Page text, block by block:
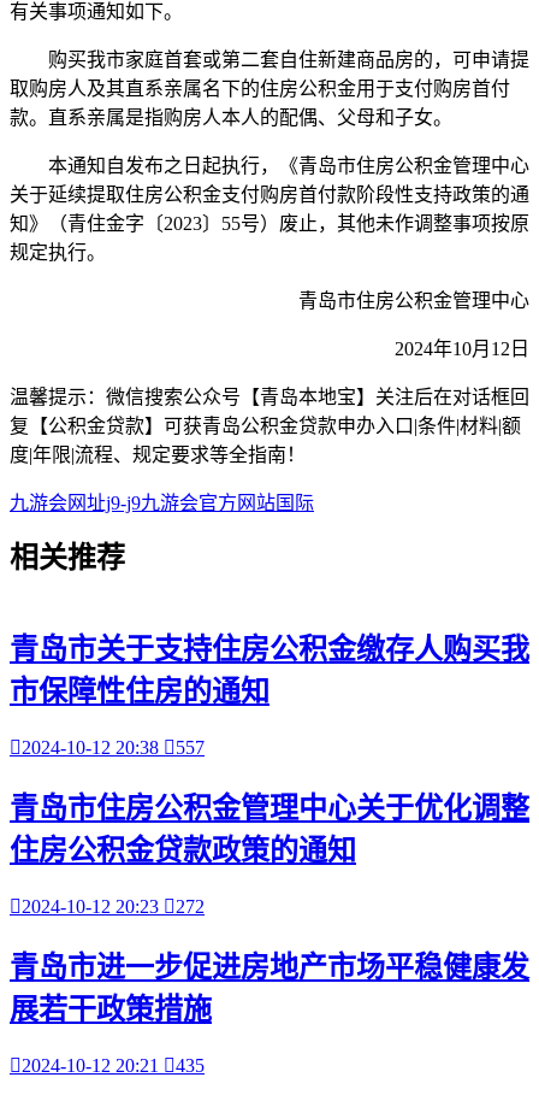
有关事项通知如下。
购买我市家庭首套或第二套自住新建商品房的，可申请提
取购房人及其直系亲属名下的住房公积金用于支付购房首付
款。直系亲属是指购房人本人的配偶、父母和子女。
本通知自发布之日起执行，《青岛市住房公积金管理中心
关于延续提取住房公积金支付购房首付款阶段性支持政策的通
知》（青住金字〔2023〕55号）废止，其他未作调整事项按原
规定执行。
青岛市住房公积金管理中心
2024年10月12日
温馨提示：微信搜索公众号【青岛本地宝】关注后在对话框回
复【公积金贷款】可获青岛公积金贷款申办入口|条件|材料|额
度|年限|流程、规定要求等全指南！
九游会网址j9-j9九游会官方网站国际
相关推荐
青岛市关于支持住房公积金缴存人购买我
市保障性住房的通知
2024-10-12 20:38 557
青岛市住房公积金管理中心关于优化调整
住房公积金贷款政策的通知
2024-10-12 20:23 272
青岛市进一步促进房地产市场平稳健康发
展若干政策措施
2024-10-12 20:21 435